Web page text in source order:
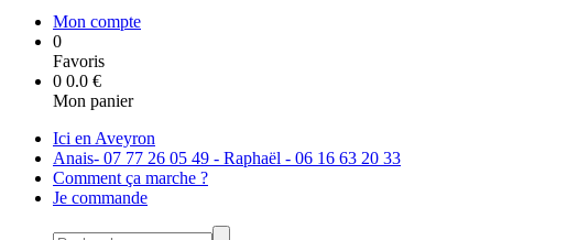
Mon compte
0
Favoris
0 0.0 €
Mon panier
Ici en Aveyron
Anais- 07 77 26 05 49 - Raphaël - 06 16 63 20 33
Comment ça marche ?
Je commande